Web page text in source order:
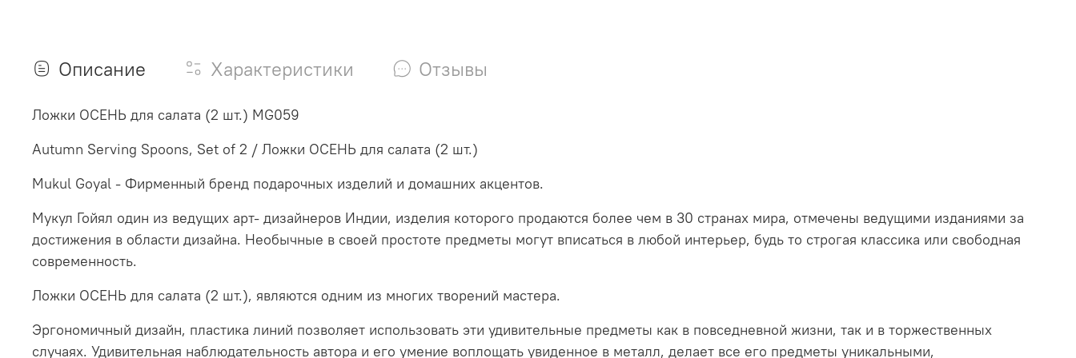
Описание Характеристики Отзывы
Ложки ОСЕНЬ для салата (2 шт.) MG059
Autumn Serving Spoons, Set of 2 / Ложки ОСЕНЬ для салата (2 шт.)
Mukul Goyal - Фирменный бренд подарочных изделий и домашних акцентов.
Мукул Гойял один из ведущих арт- дизайнеров Индии, изделия которого продаются более чем в 30 странах мира, отмечены ведущими изданиями за
достижения в области дизайна. Необычные в своей простоте предметы могут вписаться в любой интерьер, будь то строгая классика или свободная
современность.
Ложки ОСЕНЬ для салата (2 шт.), являются одним из многих творений мастера.
Эргономичный дизайн, пластика линий позволяет использовать эти удивительные предметы как в повседневной жизни, так и в торжественных
случаях. Удивительная наблюдательность автора и его умение воплощать увиденное в металл, делает все его предметы уникальными,